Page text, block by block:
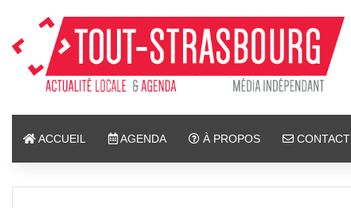
ACCUEIL AGENDA À PROPOS CONTACT